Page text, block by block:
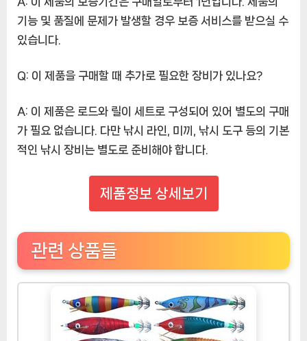
기능 및 품질에 문제가 발생할 경우 보증 서비스를 받으실 수
있습니다.
Q: 이 제품을 구매할 때 추가로 필요한 장비가 있나요?
A: 이 제품은 로드와 릴이 세트로 구성되어 있어 별도의 구매
가 필요 없습니다. 다만 낚시 라인, 미끼, 낚시 도구 등의 기본
적인 낚시 장비는 별도로 준비해야 합니다.
제품정보 상세보기
관련 상품들